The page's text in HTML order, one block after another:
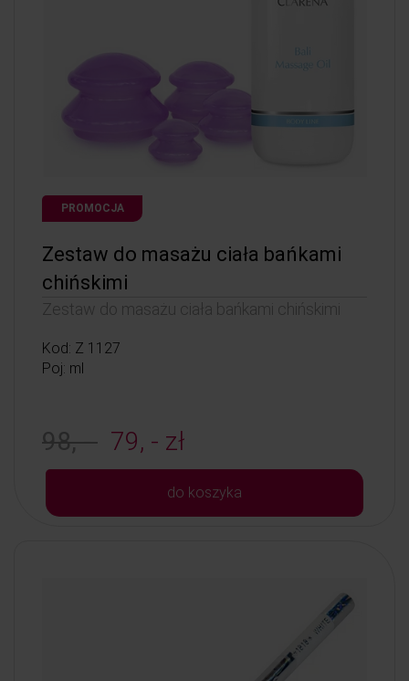
PROMOCJA
Zestaw do masażu ciała bańkami
chińskimi
Zestaw do masażu ciała bańkami chińskimi
Kod: Z 1127
Poj: ml
98, - 79, - zł
do koszyka